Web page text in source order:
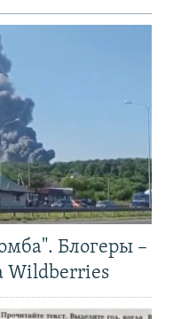
Блогеры –
Wildberries